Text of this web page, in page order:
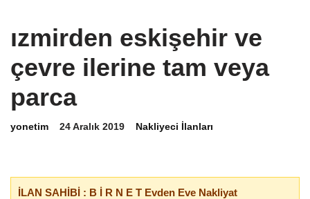
ızmirden eskişehir ve
çevre ilerine tam veya
parca
yonetim 24 Aralık 2019 Nakliyeci İlanları
İLAN SAHİBİ : B İ R N E T Evden Eve Nakliyat